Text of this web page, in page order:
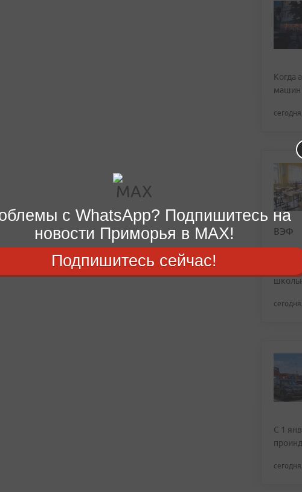
Когда
машин
ВЭФ
С 1
с WhatsApp? Подпишитесь на
новости Приморья в MAX!
Подпишитесь сейчас!